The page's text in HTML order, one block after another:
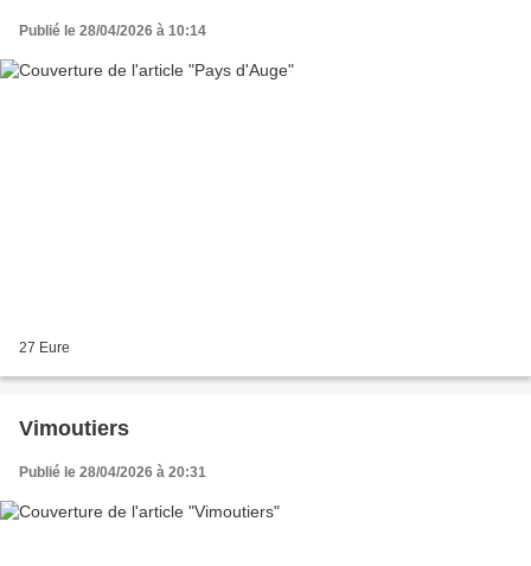
Publié le 28/04/2026 à 10:14
27 Eure
Vimoutiers
Publié le 28/04/2026 à 20:31